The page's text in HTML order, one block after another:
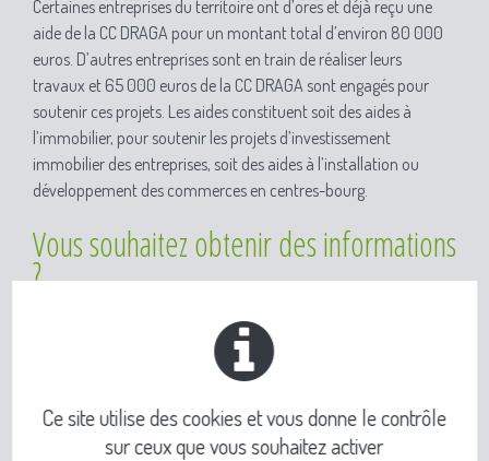
Certaines entreprises du territoire ont d’ores et déjà reçu une
aide de la CC DRAGA pour un montant total d’environ 80 000
euros. D’autres entreprises sont en train de réaliser leurs
travaux et 65 000 euros de la CC DRAGA sont engagés pour
soutenir ces projets. Les aides constituent soit des aides à
l’immobilier, pour soutenir les projets d’investissement
immobilier des entreprises, soit des aides à l’installation ou
développement des commerces en centres-bourg.
Vous souhaitez obtenir des informations
?
Pour vous renseigner sur les aides aux entreprises, merci de
contacter le service développement économique au 04 58 17 71
Ce site utilise des cookies et vous donne le contrôle
sur ceux que vous souhaitez activer